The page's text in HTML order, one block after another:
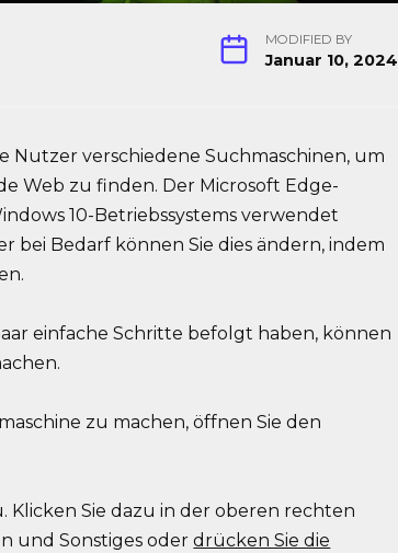
MODIFIED BY
Januar 10, 2024
Nutzer verschiedene Suchmaschinen, um
Web zu finden. Der Microsoft Edge-
10-Betriebssystems verwendet
bei Bedarf können Sie dies ändern, indem
einfache Schritte befolgt haben, können
zu machen, öffnen Sie den
Klicken Sie dazu in der oberen rechten
und Sonstiges oderdrücken Sie die